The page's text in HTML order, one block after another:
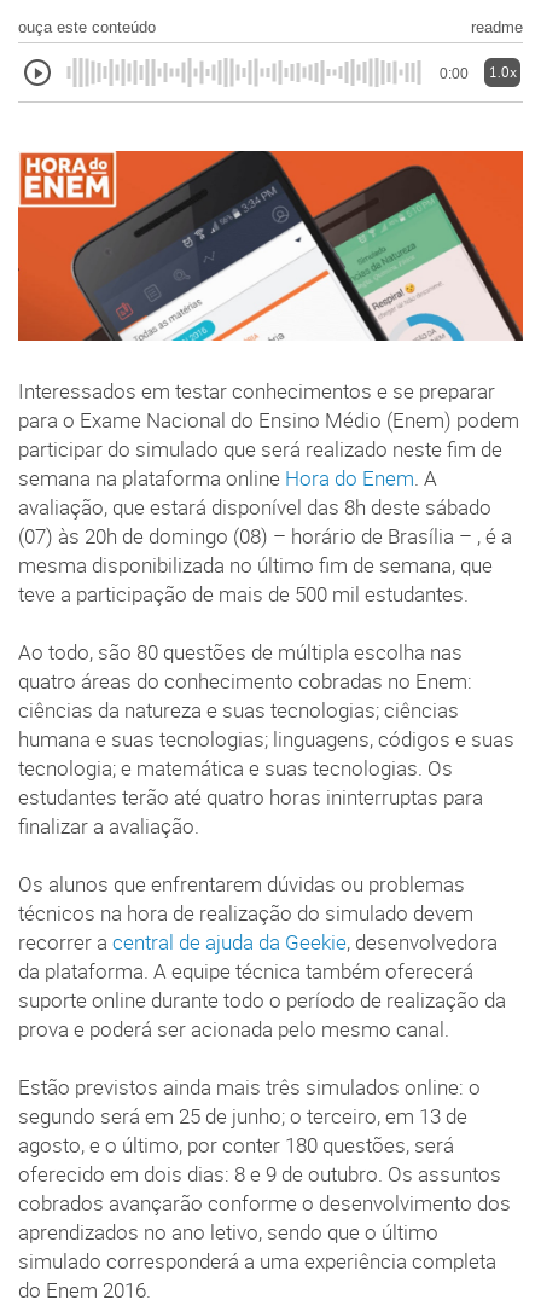
ouça este conteúdo readme
0:00 1.0x
Interessados em testar conhecimentos e se preparar
para o Exame Nacional do Ensino Médio (Enem) podem
participar do simulado que será realizado neste fim de
semana na plataforma online Hora do Enem. A
avaliação, que estará disponível das 8h deste sábado
(07) às 20h de domingo (08) – horário de Brasília – , é a
mesma disponibilizada no último fim de semana, que
teve a participação de mais de 500 mil estudantes.
Ao todo, são 80 questões de múltipla escolha nas
quatro áreas do conhecimento cobradas no Enem:
ciências da natureza e suas tecnologias; ciências
humana e suas tecnologias; linguagens, códigos e suas
tecnologia; e matemática e suas tecnologias. Os
estudantes terão até quatro horas ininterruptas para
finalizar a avaliação.
Os alunos que enfrentarem dúvidas ou problemas
técnicos na hora de realização do simulado devem
recorrer a central de ajuda da Geekie, desenvolvedora
da plataforma. A equipe técnica também oferecerá
suporte online durante todo o período de realização da
prova e poderá ser acionada pelo mesmo canal.
Estão previstos ainda mais três simulados online: o
segundo será em 25 de junho; o terceiro, em 13 de
agosto, e o último, por conter 180 questões, será
oferecido em dois dias: 8 e 9 de outubro. Os assuntos
cobrados avançarão conforme o desenvolvimento dos
aprendizados no ano letivo, sendo que o último
simulado corresponderá a uma experiência completa
do Enem 2016.